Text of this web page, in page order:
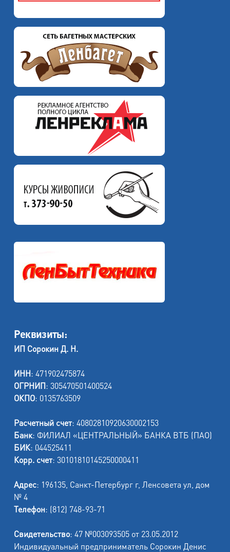
Реквизиты:
ИП Сорокин Д. Н.
ИНН: 471902475874
ОГРНИП: 305470501400524
ОКПО: 0135763509
Расчетный счет: 40802810920630002153
Банк: ФИЛИАЛ «ЦЕНТРАЛЬНЫЙ» БАНКА ВТБ (ПАО)
БИК: 044525411
Корр. счет: 30101810145250000411
Адрес: 196135, Санкт-Петербург г, Ленсовета ул, дом
№ 4
Телефон: (812) 748-93-71
Свидетельство: 47 №003093505 от 23.05.2012
Индивидуальный предприниматель Сорокин Денис